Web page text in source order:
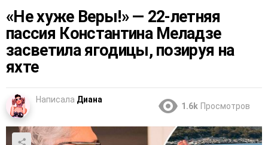
«Не хуже Веры!» — 22-летняя
пассия Константина Меладзе
засветила ягодицы, позируя на
яхте
Написала Диана
1.6k Просмотров